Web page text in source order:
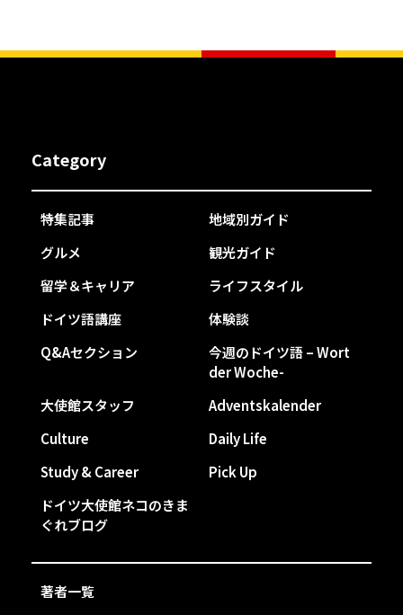
Category
特集記事
地域別ガイド
グルメ
観光ガイド
留学＆キャリア
ライフスタイル
ドイツ語講座
体験談
Q&Aセクション
今週のドイツ語 – Wort
der Woche-
大使館スタッフ
Adventskalender
Culture
Daily Life
Study & Career
Pick Up
ドイツ大使館ネコのきま
ぐれブログ
著者一覧